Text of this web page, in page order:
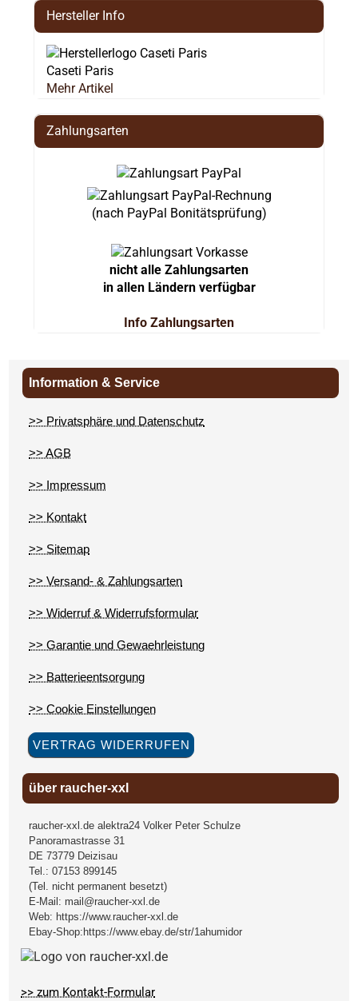
Hersteller Info
Caseti Paris
Mehr Artikel
Zahlungsarten
(nach PayPal Bonitätsprüfung)
nicht alle Zahlungsarten
in allen Ländern verfügbar
Info Zahlungsarten
Information & Service
>> Privatsphäre und Datenschutz
>> AGB
>> Impressum
>> Kontakt
>> Sitemap
>> Versand- & Zahlungsarten
>> Widerruf & Widerrufsformular
>> Garantie und Gewaehrleistung
>> Batterieentsorgung
>> Cookie Einstellungen
VERTRAG WIDERRUFEN
über raucher-xxl
raucher-xxl.de alektra24 Volker Peter Schulze
Panoramastrasse 31
DE 73779 Deizisau
Tel.:07153 899145
(Tel. nicht permanent besetzt)
E-Mail: mail@raucher-xxl.de
Web: https://www.raucher-xxl.de
Ebay-Shop: https://www.ebay.de/str/1ahumidor
>> zum Kontakt-Formular